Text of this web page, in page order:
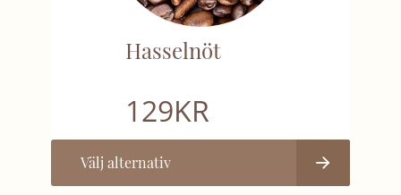
Hasselnöt
129KR
Välj alternativ